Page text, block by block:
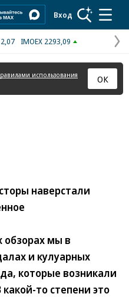
Вход
IMOEX 2293,09
использования
ОК
наверстали
мы в
и кулуарных
которые возникали
то степени это